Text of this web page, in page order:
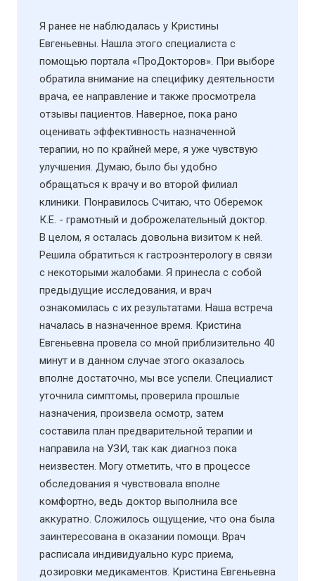
Я ранее не наблюдалась у Кристины
Евгеньевны. Нашла этого специалиста с
помощью портала «ПроДокторов». При выборе
обратила внимание на специфику деятельности
врача, ее направление и также просмотрела
отзывы пациентов. Наверное, пока рано
оценивать эффективность назначенной
терапии, но по крайней мере, я уже чувствую
улучшения. Думаю, было бы удобно
обращаться к врачу и во второй филиал
клиники. Понравилось Считаю, что Оберемок
К.Е. - грамотный и доброжелательный доктор.
В целом, я осталась довольна визитом к ней.
Решила обратиться к гастроэнтерологу в связи
с некоторыми жалобами. Я принесла с собой
предыдущие исследования, и врач
ознакомилась с их результатами. Наша встреча
началась в назначенное время. Кристина
Евгеньевна провела со мной приблизительно 40
минут и в данном случае этого оказалось
вполне достаточно, мы все успели. Специалист
уточнила симптомы, проверила прошлые
назначения, произвела осмотр, затем
составила план предварительной терапии и
направила на УЗИ​, так как диагноз пока
неизвестен. Могу отметить, что в процессе
обследования я чувствовала вполне
комфортно, ведь доктор выполнила все
аккуратно. Сложилось ощущение, что она была
заинтересована в оказании помощи. Врач
расписала индивидуально курс приема,
дозировки медикаментов. Кристина Евгеньевна